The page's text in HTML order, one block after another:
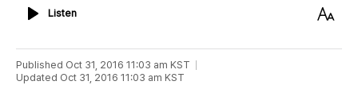
ListenListen
Text
Published Oct 31, 2016 11:03 am KST
Updated Oct 31, 2016 11:03 am KST